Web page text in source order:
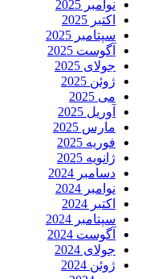
نوامبر 2025
اکتبر 2025
سپتامبر 2025
آگوست 2025
جولای 2025
ژوئن 2025
می 2025
آوریل 2025
مارس 2025
فوریه 2025
ژانویه 2025
دسامبر 2024
نوامبر 2024
اکتبر 2024
سپتامبر 2024
آگوست 2024
جولای 2024
ژوئن 2024